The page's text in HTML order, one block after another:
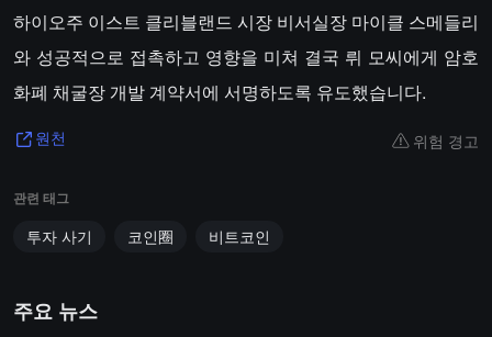
하이오주 이스트 클리블랜드 시장 비서실장 마이클 스메들리
와 성공적으로 접촉하고 영향을 미쳐 결국 뤼 모씨에게 암호
화폐 채굴장 개발 계약서에 서명하도록 유도했습니다.
원천 위험 경고
관련 태그
투자 사기 코인圈 비트코인
주요 뉴스